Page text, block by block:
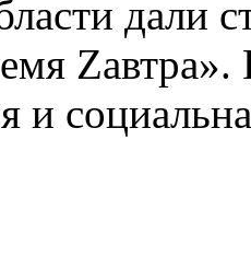
дали
Zавтра».
и